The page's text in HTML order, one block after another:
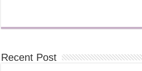
Recent Post